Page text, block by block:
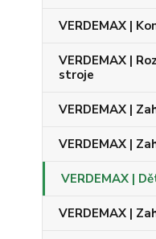
VERDEMAX |
VERDEMAX |
stroje
VERDEMAX |
VERDEMAX |
VERDEMAX |
VERDEMAX |